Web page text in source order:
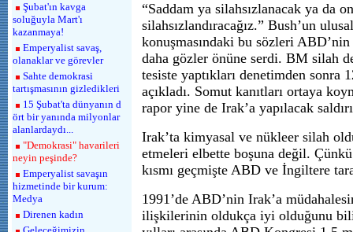
Şubat'ın kavga
soluğuyla Mart'ı
kazanmaya!
Emperyalist savaş,
olanaklar ve görevler
Sahte demokrasi
tartışmasının gizledikleri
15 Şubat'ta dünyanın d
ört bir yanında milyonlar
alanlardaydı...
"Demokrasi" havarileri
neyin peşinde?
Emperyalist savaşın
hizmetinde bir kurum:
Medya
Direnen kadın
“Saddam ya silahsızlanacak ya da
silahsızlandıracağız.” Bush’un
konuşmasındaki bu sözleri ABD’nin
daha gözler önüne serdi. BM silah
tesiste yaptıkları denetimden sonra
açıkladı. Somut kanıtları ortaya
rapor yine de Irak’a yapılacak
Irak’ta kimyasal ve nükleer silah
etmeleri elbette boşuna değil.
kısmı geçmişte ABD ve İngiltere
1991’de ABD’nin Irak’a
ilişkilerinin oldukça iyi olduğunu